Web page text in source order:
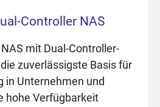
Controller NAS
mit Dual-Controller-
zuverlässigste Basis für
in Unternehmen und
hohe Verfügbarkeit